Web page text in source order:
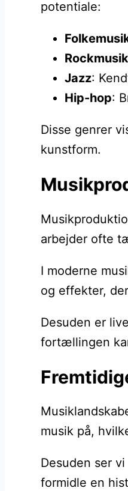
potentiale:
Rockmusik
Jazz:
Hip-hop:
Disse genrer
kunstform.
arbejder ofte
I moderne
og effekter,
Desuden er
fortællingen
musik på,
Desuden ser
formidle en